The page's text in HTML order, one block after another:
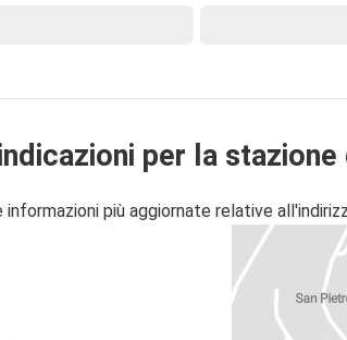
per la
più aggiornate relative